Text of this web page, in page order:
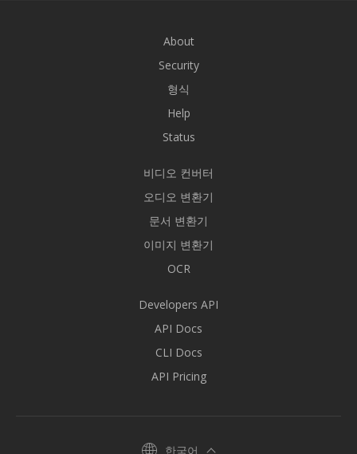
About
Security
형식
Help
Status
비디오 컨버터
오디오 변환기
문서 변환기
이미지 변환기
OCR
Developers API
API Docs
CLI Docs
API Pricing
한국어